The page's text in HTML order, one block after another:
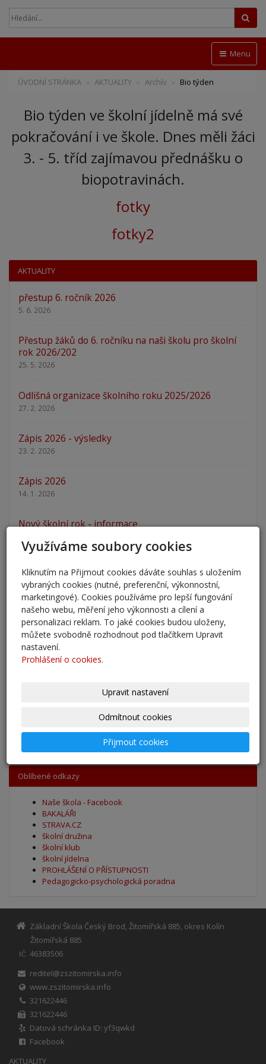
Menu
ÚVODNÍ STRÁNKA AKTUALITY Archív Bio týden
Bio týden ve školní jídelně má své
pokračování i ve škole. Dnes měli žáci
3. - 5. tříd zajímavou přednášku o
biopotravinách.
fotky
fotky2
AKTUALITY
přestup 6. ročník 2026
5. 6. 2026
Přestup žáků do 6. ročníku na naši školu pro školní
rok 2026/202
25. 5. 2026
Odlišná organizace školního roku 2025/2026
27. 2. 2026
Zápis 2026 - výsledky
23. 2. 2026
Zápis 2026
14. 1. 2026
Nový školní rok - informace
Pěšky do školy
29. 8. 2025
Adaptační kurzy
27. 8. 2025
Zahájení školního roku 2025/2026
27. 8. 2025
Výsledky - přestup do 6. očníku
Oblíbené odkazy
Naše škola - Facebook
BAKALÁŘI
STRAVA.CZ
školní družina
školní klub
školní jídelna
PROHLÁŠENÍ O PŘÍSTUPNOSTI
Pedagogicko-psychologická poradna
Základní Škola Český Brod, Žitomířská 885, okres Kolín
Žitomířská 885
IČ
46383506
reditel@zszitomirska.info
www.zszitomirska.info
321622446
321622446
Datová schránka ID: yf3qwkd
Facebook
AKTUALITY
Využíváme soubory cookies
Kliknutím na Přijmout cookies dáváte souhlas s uložením
vybraných cookies (nutné, preferenční, výkonnostní,
marketingové). Cookies používáme pro lepší fungování
našeho webu, měření jeho výkonnosti a cílení a
personalizaci reklam. To jaké cookies budou uloženy,
můžete svobodně rozhodnout pod tlačítkem Upravit
nastavení.
Prohlášení o cookies.
Upravit nastavení
Odmítnout cookies
Přijmout cookies